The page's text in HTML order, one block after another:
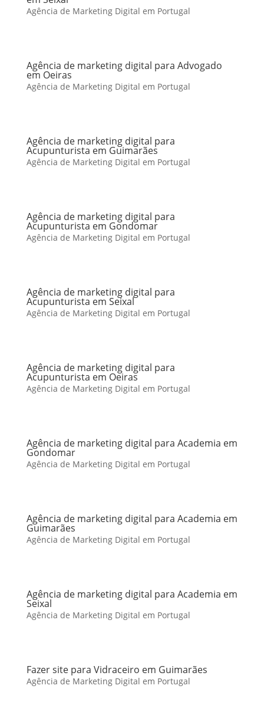
Agência de Marketing Digital em Portugal
Agência de marketing digital para Advogado
em Oeiras
Agência de Marketing Digital em Portugal
Agência de marketing digital para
Acupunturista em Guimarães
Agência de Marketing Digital em Portugal
Agência de marketing digital para
Acupunturista em Gondomar
Agência de Marketing Digital em Portugal
Agência de marketing digital para
Acupunturista em Seixal
Agência de Marketing Digital em Portugal
Agência de marketing digital para
Acupunturista em Oeiras
Agência de Marketing Digital em Portugal
Agência de marketing digital para Academia em
Gondomar
Agência de Marketing Digital em Portugal
Agência de marketing digital para Academia em
Guimarães
Agência de Marketing Digital em Portugal
Agência de marketing digital para Academia em
Seixal
Agência de Marketing Digital em Portugal
Fazer site para Vidraceiro em Guimarães
Agência de Marketing Digital em Portugal